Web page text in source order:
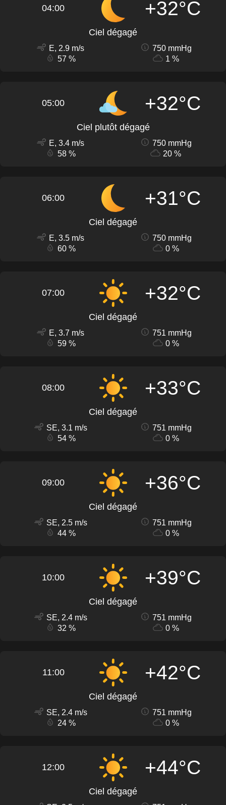
04:00 +32°C
Ciel dégagé
E, 2.9 m/s
750 mmHg
57 %
1 %
05:00 +32°C
Ciel plutôt dégagé
E, 3.4 m/s
750 mmHg
58 %
20 %
06:00 +31°C
Ciel dégagé
E, 3.5 m/s
750 mmHg
60 %
0 %
07:00 +32°C
Ciel dégagé
E, 3.7 m/s
751 mmHg
59 %
0 %
08:00 +33°C
Ciel dégagé
SE, 3.1 m/s
751 mmHg
54 %
0 %
09:00 +36°C
Ciel dégagé
SE, 2.5 m/s
751 mmHg
44 %
0 %
10:00 +39°C
Ciel dégagé
SE, 2.4 m/s
751 mmHg
32 %
0 %
11:00 +42°C
Ciel dégagé
SE, 2.4 m/s
751 mmHg
24 %
0 %
12:00 +44°C
Ciel dégagé